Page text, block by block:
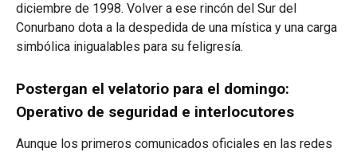
diciembre de 1998. Volver a ese rincón del Sur del
Conurbano dota a la despedida de una mística y una carga
simbólica inigualables para su feligresía.
Postergan el velatorio para el domingo:
Operativo de seguridad e interlocutores
Aunque los primeros comunicados oficiales en las redes